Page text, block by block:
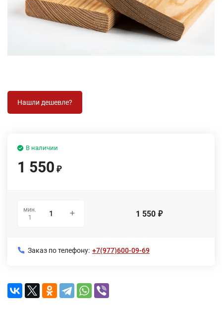
В наличии
1 550 ₽
мин.
1
1 550 ₽
Заказ по телефону: +7(977)600-09-69